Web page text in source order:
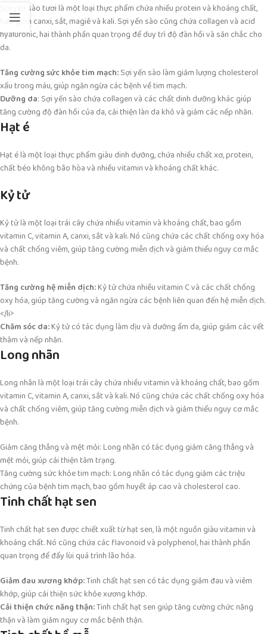
Sợi yến sào tươi là một loại thực phẩm chứa nhiều protein và khoáng chất,
bao gồm canxi, sắt, magiê và kali. Sợi yến sào cũng chứa collagen và acid
hyaluronic, hai thành phần quan trọng để duy trì độ đàn hồi và săn chắc cho
da.
Tăng cường sức khỏe tim mạch:Sợi yến sào làm giảm lượng cholesterol
xấu trong máu, giúp ngăn ngừa các bệnh về tim mạch.
Dưỡng da: Sợi yến sào chứa collagen và các chất dinh dưỡng khác giúp
tăng cường độ đàn hồi của da, cải thiện làn da khô và giảm các nếp nhăn.
Hạt é
Hạt é là một loại thực phẩm giàu dinh dưỡng, chứa nhiều chất xơ, protein,
chất béo không bão hòa và nhiều vitamin và khoáng chất khác.
Kỷ tử
Kỷ tử là một loại trái cây chứa nhiều vitamin và khoáng chất, bao gồm
vitamin C, vitamin A, canxi, sắt và kali. Nó cũng chứa các chất chống oxy hóa
và chất chống viêm, giúp tăng cường miễn dịch và giảm thiểu nguy cơ mắc
bệnh.
Tăng cường hệ miễn dịch:Kỷ tử chứa nhiều vitamin C và các chất chống
oxy hóa, giúp tăng cường và ngăn ngừa các bệnh liên quan đến hệ miễn dịch.
</li>
Chăm sóc da:Kỷ tử có tác dụng làm dịu và dưỡng ẩm da, giúp giảm các vết
thâm và nếp nhăn.
Long nhãn
Long nhãn là một loại trái cây chứa nhiều vitamin và khoáng chất, bao gồm
vitamin C, vitamin A, canxi, sắt và kali. Nó cũng chứa các chất chống oxy hóa
và chất chống viêm, giúp tăng cường miễn dịch và giảm thiểu nguy cơ mắc
bệnh.
Giảm căng thẳng và mệt mỏi: Long nhãn có tác dụng giảm căng thẳng và
mệt mỏi, giúp cải thiện tâm trạng.
Tăng cường sức khỏe tim mạch: Long nhãn có tác dụng giảm các triệu
chứng của bệnh tim mạch, bao gồm huyết áp cao và cholesterol cao.
Tinh chất hạt sen
Tinh chất hạt sen được chiết xuất từ hạt sen, là một nguồn giàu vitamin và
khoáng chất. Nó cũng chứa các flavonoid và polyphenol, hai thành phần
quan trọng để đẩy lùi quá trình lão hóa.
Giảm đau xương khớp:Tinh chất hạt sen có tác dụng giảm đau và viêm
khớp, giúp cải thiện sức khỏe xương khớp.
Cải thiện chức năng thận:Tinh chất hạt sen giúp tăng cường chức năng
thận và làm giảm nguy cơ mắc bệnh thận.